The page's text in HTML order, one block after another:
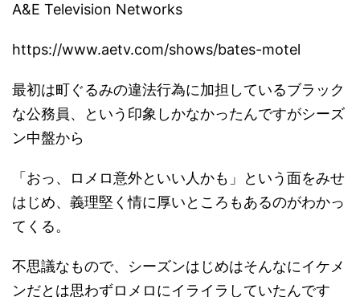
A&E Television Networks
https://www.aetv.com/shows/bates-motel
最初は町ぐるみの違法行為に加担しているブラック
な公務員、という印象しかなかったんですがシーズ
ン中盤から
「おっ、ロメロ意外といい人かも」という面をみせ
はじめ、義理堅く情に厚いところもあるのがわかっ
てくる。
不思議なもので、シーズンはじめはそんなにイケメ
ンだとは思わずロメロにイライラしていたんです